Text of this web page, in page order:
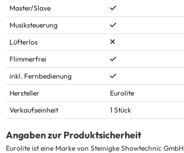
Master/Slave
Musiksteuerung
Lüfterlos
Flimmerfrei
inkl. Fernbedienung
Hersteller
Eurolite
Verkaufseinheit
1 Stück
Angaben zur Produktsicherheit
Eurolite ist eine Marke von Steinigke Showtechnic GmbH